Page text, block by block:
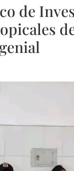
de